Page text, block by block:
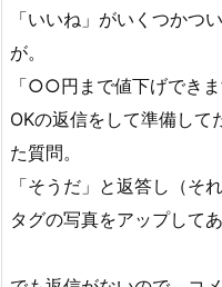
「いいね」がいくつかつ
が。
「○○円まで値下げできま
OKの返信をして準備して
た質問。
「そうだ」と返答し（そ
タグの写真をアップしてあ